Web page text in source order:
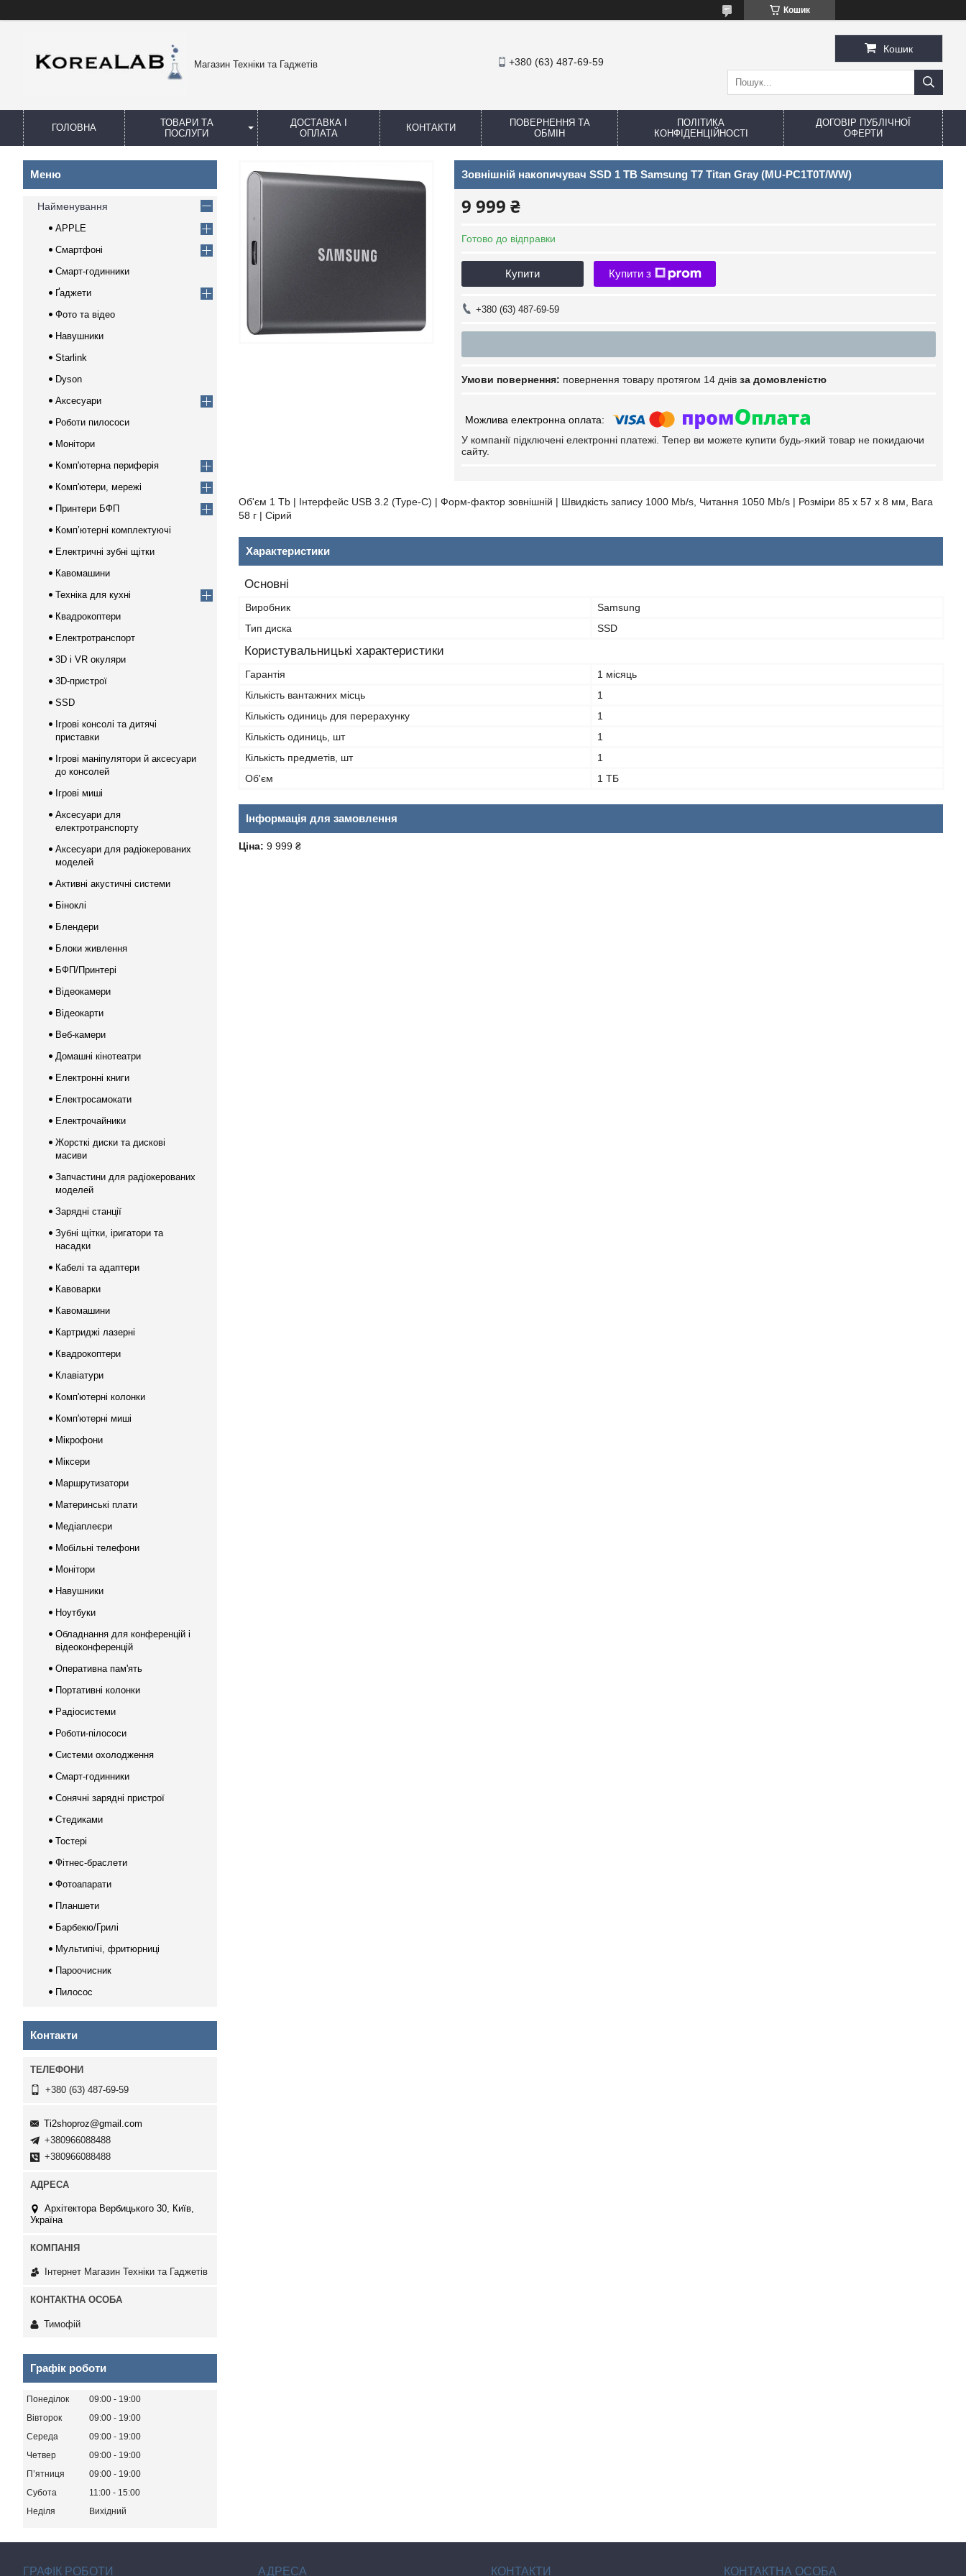
Кошик
Магазин Техніки та Гаджетів +380 (63) 487-69-59
Кошик
ГОЛОВНА
ТОВАРИ ТА
ПОСЛУГИ
ДОСТАВКА І
ОПЛАТА
КОНТАКТИ
ПОВЕРНЕННЯ ТА
ОБМІН
ПОЛІТИКА
КОНФІДЕНЦІЙНОСТІ
ДОГОВІР ПУБЛІЧНОЇ
ОФЕРТИ
Зовнішній накопичувач SSD 1 TB Samsung T7 Titan Gray (MU-PC1T0T/WW)
9 999 ₴
Готово до відправки
Купити Купити з
+380 (63) 487-69-59
повернення товару протягом 14 днів за домовленістю
У компанії підключені електронні платежі. Тепер ви можете купити будь-який товар не покидаючи
сайту.
Об'єм 1 Tb | Інтерфейс USB 3.2 (Type-C) | Форм-фактор зовнішній | Швидкість запису 1000 Mb/s, Читання 1050 Mb/s | Розміри 85 x 57 x 8 мм, Вага
58 г | Сірий
Характеристики
Основні
Виробник
Samsung
Тип диска
SSD
Користувальницькі характеристики
Гарантія
1 місяць
Кількість вантажних місць
1
Кількість одиниць для перерахунку
1
Кількість одиниць, шт
1
Кількість предметів, шт
1
Об'єм
1 ТБ
Інформація для замовлення
Ціна: 9 999 ₴
Найменування
APPLE
Смартфоні
Смарт-годинники
Ґаджети
Фото та відео
Навушники
Starlink
Dyson
Аксесуари
Роботи пилососи
Монітори
Комп'ютерна периферія
Комп'ютери, мережі
Принтери БФП
Компʼютерні комплектуючі
Електричні зубні щітки
Кавомашини
Техніка для кухні
Квадрокоптери
Електротранспорт
3D і VR окуляри
3D-пристрої
SSD
Ігрові консолі та дитячі
приставки
Ігрові маніпулятори й аксесуари
до консолей
Ігрові миші
Аксесуари для
електротранспорту
Аксесуари для радіокерованих
моделей
Активні акустичні системи
Біноклі
Блендери
Блоки живлення
БФП/Принтері
Відеокамери
Відеокарти
Веб-камери
Домашні кінотеатри
Електронні книги
Електросамокати
Електрочайники
Жорсткі диски та дискові
масиви
Запчастини для радіокерованих
моделей
Зарядні станції
Зубні щітки, іригатори та
насадки
Кабелі та адаптери
Кавоварки
Кавомашини
Картриджі лазерні
Квадрокоптери
Клавіатури
Комп'ютерні колонки
Комп'ютерні миші
Мікрофони
Міксери
Маршрутизатори
Материнські плати
Медіаплеєри
Мобільні телефони
Монітори
Навушники
Ноутбуки
Обладнання для конференцій і
відеоконференцій
Оперативна пам'ять
Портативні колонки
Радіосистеми
Роботи-пілососи
Системи охолодження
Смарт-годинники
Сонячні зарядні пристрої
Стедиками
Тостері
Фітнес-браслети
Фотоапарати
Планшети
Барбекю/Грилі
Мультипічі, фритюрниці
Пароочисник
Пилосос
Контакти
+380 (63) 487-69-59
Ti2shoproz@gmail.com
+380966088488
+380966088488
Архітектора Вербицького 30, Київ,
Україна
Інтернет Магазин Техніки та Гаджетів
Тимофій
Графік роботи
Понеділок 09:00
19:00
Вівторок
09:00
19:00
Середа
09:00
19:00
Четвер
09:00
19:00
Пʼятниця
09:00
19:00
Субота
11:00
15:00
Неділя
Вихідний
ГРАФІК РОБОТИ